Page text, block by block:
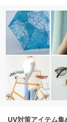
UV対策アイテム集